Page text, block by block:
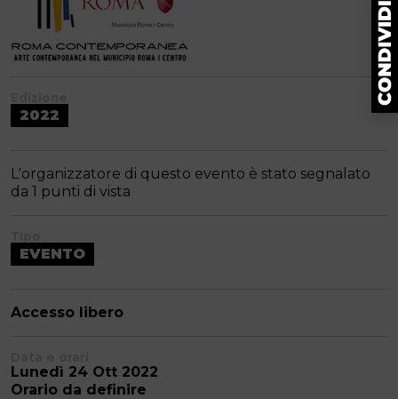
2022
L'organizzatore di questo evento è stato segnalato
da 1 punti di vista
EVENTO
Accesso libero
Lunedì 24 Ott 2022
Orario da definire